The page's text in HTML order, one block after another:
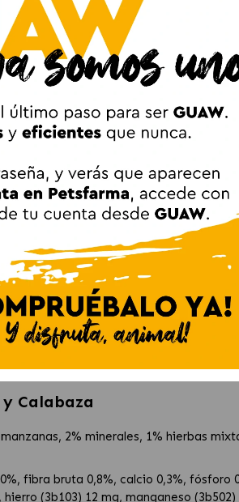
para Perros
equilibrada de ingredientes
y nutrientes, este alimento asegura
intestinal.
y un pelaje brillante.
fresco proporciona proteínas de
Esta combinación no solo es
completo y equilibrado que
Calabaza
2% minerales, 1% hierbas
fibra bruta 0,8%, calcio 0,3%, fósforo
(3b103) 12 mg, manganeso